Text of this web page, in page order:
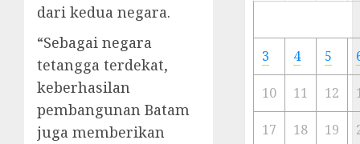
dari kedua negara.
“Sebagai negara
tetangga terdekat,
keberhasilan
pembangunan Batam
juga memberikan
Ibu
Kota
23/11/
3 4 5
10 11 12
17 18 19